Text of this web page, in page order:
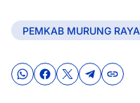
PEMKAB MURUNG RAYA